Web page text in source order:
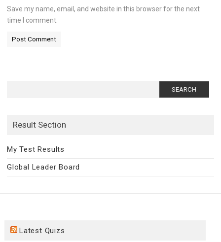
Save my name, email, and website in this browser for the next
time I comment.
Result Section
My Test Results
Global Leader Board
Latest Quizs